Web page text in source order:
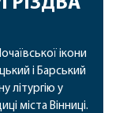
ікони
і Барський
літургію у
міста Вінниці.